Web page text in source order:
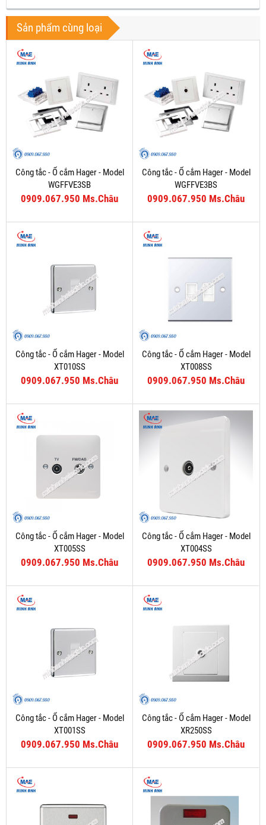
Sản phẩm cùng loại
Công tắc - Ổ cắm Hager - Model
WGFFVE3SB
0909.067.950 Ms.Châu
Công tắc - Ổ cắm Hager - Model
WGFFVE3BS
0909.067.950 Ms.Châu
Công tắc - Ổ cắm Hager - Model
XT010SS
0909.067.950 Ms.Châu
Công tắc - Ổ cắm Hager - Model
XT008SS
0909.067.950 Ms.Châu
Công tắc - Ổ cắm Hager - Model
XT005SS
0909.067.950 Ms.Châu
Công tắc - Ổ cắm Hager - Model
XT004SS
0909.067.950 Ms.Châu
Công tắc - Ổ cắm Hager - Model
XT001SS
0909.067.950 Ms.Châu
Công tắc - Ổ cắm Hager - Model
XR250SS
0909.067.950 Ms.Châu